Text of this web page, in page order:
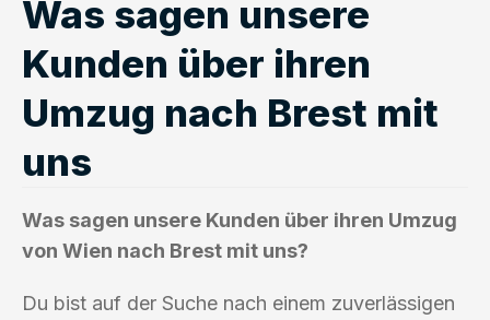
Was sagen unsere
Kunden über ihren
Umzug nach Brest mit
uns
Was sagen unsere Kunden über ihren Umzug
von Wien nach Brest mit uns?
Du bist auf der Suche nach einem zuverlässigen